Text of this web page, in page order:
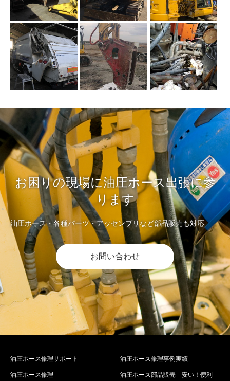
お困りの現場に油圧ホース出張に参
ります
油圧ホース・各種パーツ・アッセンブリなど部品販売も対応
お問い合わせ
油圧ホース修理サポート
油圧ホース修理
油圧ホース修理事例実績
油圧ホース部品販売 安い！便利